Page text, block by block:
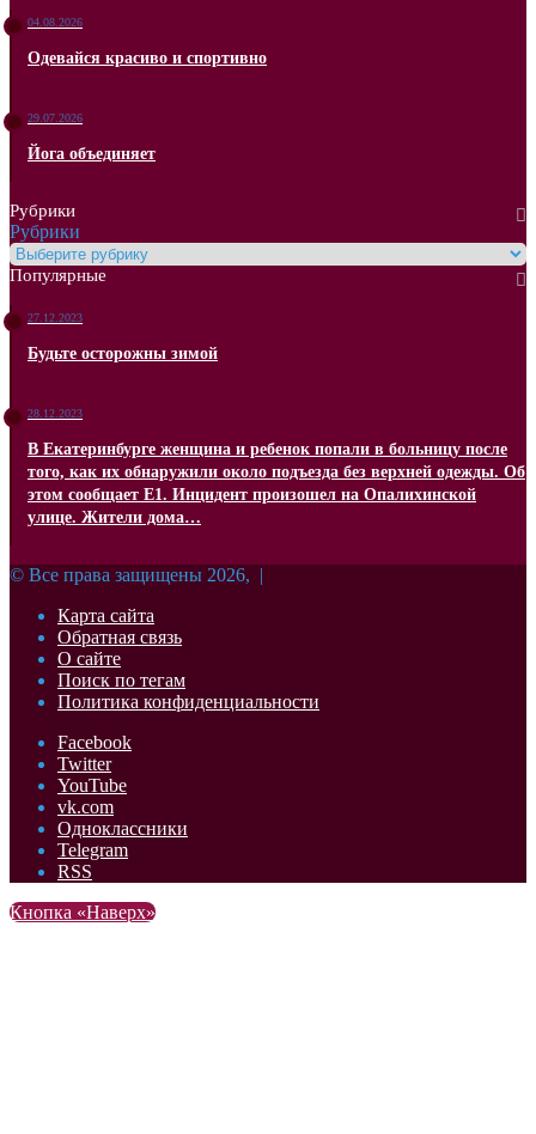
04.08.2026
Одевайся красиво и спортивно
29.07.2026
Йога объединяет
Рубрики
Рубрики
Популярные
27.12.2023
Будьте осторожны зимой
28.12.2023
В Екатеринбурге женщина и ребенок попали в больницу после
того, как их обнаружили около подъезда без верхней одежды. Об
этом сообщает Е1. Инцидент произошел на Опалихинской
улице. Жители дома…
© Все права защищены 2026, |
Карта сайта
Обратная связь
О сайте
Поиск по тегам
Политика конфиденциальности
Facebook
Twitter
YouTube
vk.com
Одноклассники
Telegram
RSS
Кнопка «Наверх»